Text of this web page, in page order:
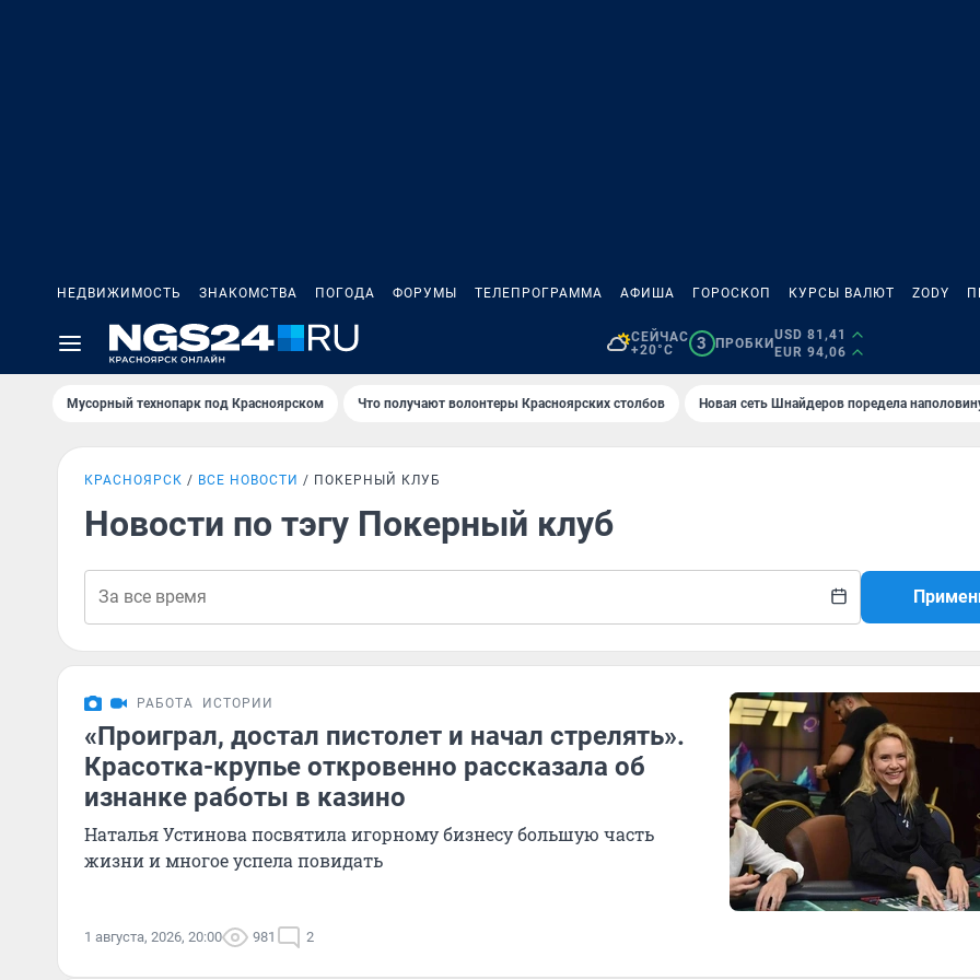
НЕДВИЖИМОСТЬ ЗНАКОМСТВА ПОГОДА ФОРУМЫ ТЕЛЕПРОГРАММА АФИША ГОРОСКОП КУРСЫ ВАЛЮТ ZODY
СЕЙЧАС
+20°C
3 ПРОБКИ
USD 81,41
EUR 94,06
Мусорный технопарк под Крaсноярском Что получают волонтеры Красноярских столбов Новая сеть Шнайдеров поредела
КРАСНОЯРСК ВСЕ НОВОСТИ ПОКЕРНЫЙ КЛУБ
Новости по тэгу Покерный клуб
РАБОТА ИСТОРИИ
«Проиграл, достал пистолет и начал стрелять».
Красотка-крупье откровенно рассказала об
изнанке работы в казино
Наталья Устинова посвятила игорному бизнесу большую часть
жизни и многое успела повидать
1 августа, 2026, 20:00 981 2